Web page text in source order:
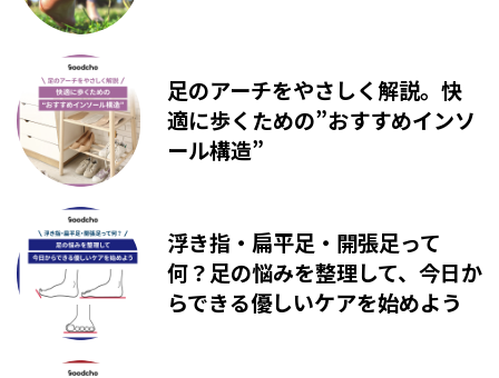
足のアーチをやさしく解説。快
適に歩くための”おすすめインソ
ール構造”
浮き指・扁平足・開張足って
何？足の悩みを整理して、今日か
らできる優しいケアを始めよう